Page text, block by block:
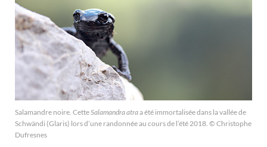
Salamandre noire. CetteSalamandra atraa été immortalisée dans la vallée de
Schwändi (Glaris) lors d’une randonnée au cours de l’été 2018. © Christophe
Dufresnes